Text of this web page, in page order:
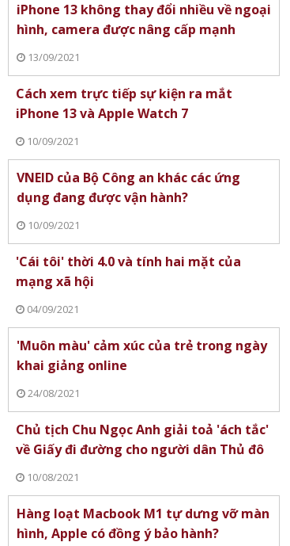
iPhone 13 không thay đổi nhiều về ngoại
hình, camera được nâng cấp mạnh
13/09/2021
Cách xem trực tiếp sự kiện ra mắt
iPhone 13 và Apple Watch 7
10/09/2021
VNEID của Bộ Công an khác các ứng
dụng đang được vận hành?
10/09/2021
'Cái tôi' thời 4.0 và tính hai mặt của
mạng xã hội
04/09/2021
'Muôn màu' cảm xúc của trẻ trong ngày
khai giảng online
24/08/2021
Chủ tịch Chu Ngọc Anh giải toả 'ách tắc'
về Giấy đi đường cho người dân Thủ đô
10/08/2021
Hàng loạt Macbook M1 tự dưng vỡ màn
hình, Apple có đồng ý bảo hành?